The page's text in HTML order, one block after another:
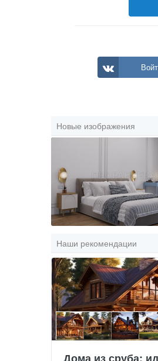
Новые изображения
Наши рекомендации